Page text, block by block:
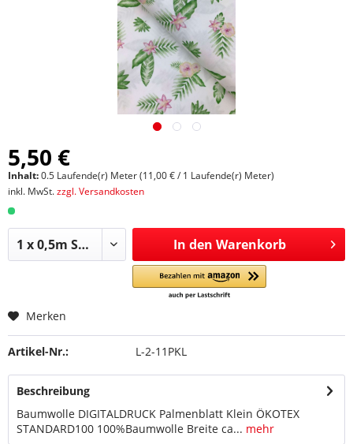
5,50 €
Inhalt:0.5 Laufende(r) Meter (11,00 € / 1 Laufende(r) Meter)
inkl. MwSt.zzgl. Versandkosten
In den Warenkorb
Merken
Artikel-Nr.: L-2-11PKL
Beschreibung
Baumwolle DIGITALDRUCK Palmenblatt Klein ÖKOTEX
STANDARD100 100%Baumwolle Breite ca... mehr